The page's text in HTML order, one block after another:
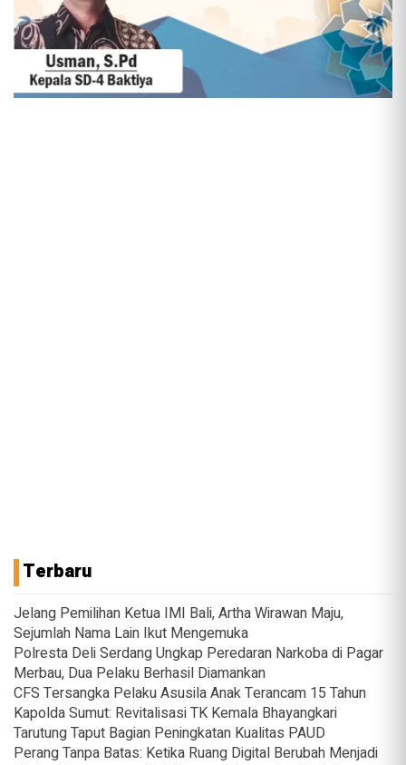
Terbaru
Jelang Pemilihan Ketua IMI Bali, Artha Wirawan Maju,
Sejumlah Nama Lain Ikut Mengemuka
Polresta Deli Serdang Ungkap Peredaran Narkoba di Pagar
Merbau, Dua Pelaku Berhasil Diamankan
CFS Tersangka Pelaku Asusila Anak Terancam 15 Tahun
Kapolda Sumut: Revitalisasi TK Kemala Bhayangkari
Tarutung Taput Bagian Peningkatan Kualitas PAUD
Perang Tanpa Batas: Ketika Ruang Digital Berubah Menjadi